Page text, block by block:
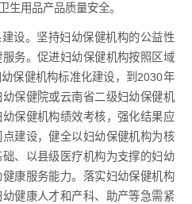
生用品产品质量安全。
。坚持妇幼保健机构的公益性
务。促进妇幼保健机构按照区域
保健机构标准化建设，到2030年
保健院或云南省二级妇幼保健机
保健机构绩效考核，强化结果应
建设，健全以妇幼保健机构为核
、以县级医疗机构为支撑的妇幼
康服务能力。落实妇幼保健机构
健康人才和产科、助产等急需紧